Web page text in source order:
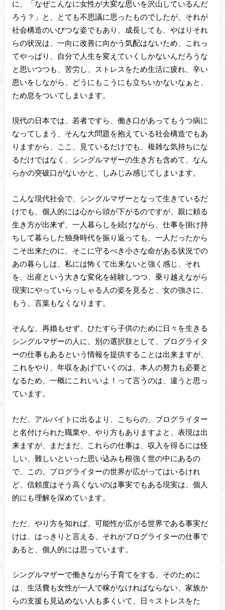
に、「なぜこんなに女性が大変な思いを沢山しているんだ
ろう？」と、とても不思議に思ったものでしたが、それが
社会構造のいびつな姿でもあり、成長しても、やはりそれ
らの状況は、一向に改善に向かう気配はないため、これっ
てやっぱり、自分で人生を変えていくしかないんだろうな
と思いつつも、苦労し、ストレスをため生活に疲れ、辛い
思いをしながら、どうにもこうにも立ちいかないなぁと、
ため息をついてしまいます。
現代の日本では、若者ですら、働き口があってもうつ病に
なってしまう、そんな大問題を抱えている社会構造でもあ
りますから、ここ、見ているだけでも、複雑な気持ちにな
るだけではなく、シングルマザーの生き方も含めて、なん
らかの突破口がないかと、しみじみ感じてしまいます。
こんな現代社会で、シングルマザーとなって生きているだ
けでも、個人的には心から頭が下がるのですが、親に頼る
生き方が出来ず、一人暮らしを続けながら、仕事を掛け持
ちして暮らした独身時代を振り返っても、一人だったから
こそ出来たのに、そこに守るべき小さな命がある状況での
あの暮らしは、私には怖くて出来ないと強く感じ、それ
を、出産という大きな変化を経験しつつ、乗り越えながら
現実にやっていらっしゃる人の姿を見ると、女の強さに、
もう、言葉もなくなります。
そんな、再婚もせず、ひたすら子供のために日々を生きる
シングルマザーの人に、別の選択肢として、ブログライタ
ーの仕事もあるという情報を提供することは出来ますが、
これをやり、年収をあげていくのは、本人の努力も必要と
なるため、一概にこれいいよ！って言うのは、違うと思っ
ています。
ただ、アルバイトに出るより、こちらの、ブログライター
と名付けられた職業や、やり方もありますよと、表現は出
来ますが、まだまだ、これらの仕事は、収入を得るには怪
しい、難しいといった思い込みも根強く世の中にあるの
で、この、ブログライターの世界が広がってはいるけれ
ど、信頼度はそう高くないのは事実でもある現実は、個人
的にも理解を深めています。
ただ、やり方を知れば、可能性が広がる世界である事実だ
けは、はっきりと言える、それがブログライターの仕事で
あると、個人的には思っています。
シングルマザーで働きながら子育てをする、そのために
は、生活費も女性が一人で稼がなければならない、家族か
らの支援も見込めない人も多くいて、日々ストレスをた